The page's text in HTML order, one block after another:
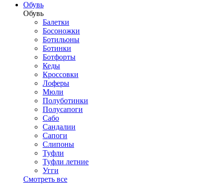
Обувь
Обувь
Балетки
Босоножки
Ботильоны
Ботинки
Ботфорты
Кеды
Кроссовки
Лоферы
Мюли
Полуботинки
Полусапоги
Сабо
Сандалии
Сапоги
Слипоны
Туфли
Туфли летние
Угги
Смотреть все